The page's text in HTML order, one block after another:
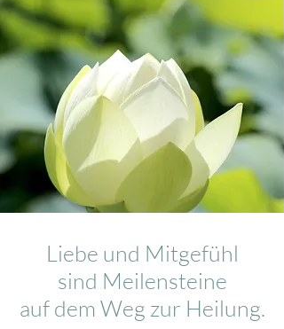
Liebe und Mitgefühl
sind Meilensteine
auf dem Weg zur Heilung.